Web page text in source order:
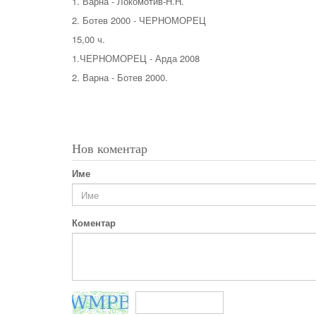
2. Ботев 2000 - ЧЕРНОМОРЕЦ
15,00 ч.
1.ЧЕРНОМОРЕЦ - Арда 2008
2. Варна - Ботев 2000.
Нов коментар
Име
Коментар